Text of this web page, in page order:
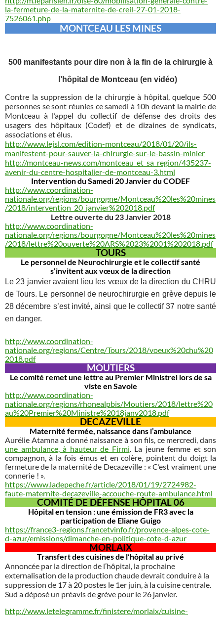
la-fermeture-de-la-maternite-de-creil-27-01-2018-
7526061.php
MONTCEAU LES MINES
500 manifestants pour dire non à la fin de la chirurgie à
l’hôpital de Montceau (en vidéo)
Contre la suppression de la chirurgie à hôpital, quelque 500
personnes se sont réunies ce samedi à 10h devant la mairie de
Montceau à l’appel du collectif de défense des droits des
usagers des hôpitaux (Codef) et de dizaines de syndicats,
associations et élus.
http://www.lejsl.com/edition-montceau/2018/01/20/ils-
manifestent-pour-sauver-la-chirurgie-sur-le-bassin-minier
http://montceau-news.com/montceau_et_sa_region/435237-
avenir-du-centre-hospitalier-de-montceau-3.html
Intervention du Samedi 20 Janvier du CODEF
http://www.coordination-
nationale.org/regions/bourgogne/Montceau%20les%20mines
/2018/intervention_20_janvier%202018.pdf
Lettre ouverte du 23 Janvier 2018
http://www.coordination-
nationale.org/regions/bourgogne/Montceau%20les%20mines
/2018/lettre%20ouverte%20ARS%2023%2001%202018.pdf
TOURS
Le personnel de Neurochirurgie et le collectif santé
s’invitent aux vœux de la direction
Le 23 janvier avaient lieu les vœux de la direction du CHRU
de Tours. Le personnel de neurochirurgie en grève depuis le
28 décembre s’est invité, ainsi que le collectif 37 notre santé
en danger.
http://www.coordination-
nationale.org/regions/Centre/Tours/2018/voeux%20chu%20
2018.pdf
MOUTIERS
Le comité remet une lettre au Premier Ministrel lors de sa
viste en Savoie
http://www.coordination-
nationale.org/regions/rhonealpbis/Moutiers/2018/lettre%20
au%20Premier%20Ministre%2018janv2018.pdf
DECAZEVILLE
Maternité fermée, naissance dans l’ambulance
Aurélie Atamna a donné naissance à son fils, ce mercredi, dans
une ambulance, à hauteur de Firmi. La jeune femme et son
compagnon, à la fois émus et en colère, pointent du doigt la
fermeture de la maternité de Decazeville : « C’est vraiment une
connerie ! ».
https://www.ladepeche.fr/article/2018/01/19/2724982-
faute-maternite-decazeville-accouche-route-ambulance.html
COMITÉ DE DÉFENSE HÔPITAL 06
Hôpital en tension : une émission de FR3 avec la
participation de Eliane Guigo
https://france3-regions.francetvinfo.fr/provence-alpes-cote-
d-azur/emissions/dimanche-en-politique-cote-d-azur
MORLAIX
Transfert des cuisines de l’hôpital au privé
Annoncée par la direction de l’hôpital, la prochaine
externalisation de la production chaude devrait conduire à la
suppression de 17 à 20 postes le 1er juin, à la cuisine centrale.
Sud a déposé un préavis de grève pour le 26 janvier.
http://www.letelegramme.fr/finistere/morlaix/cuisine-